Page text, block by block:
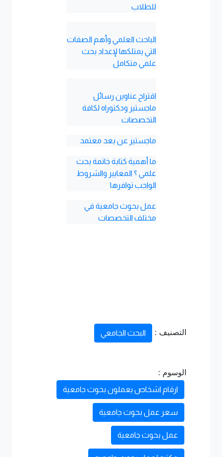
للطلاب
الباحث العلمي وأهم الصفات
التي يمتلكها لإعداد بحث
علمي متكامل
اقتراح عناوين رسائل
ماجستير ودكتوراه لكافة
التخصصات
ماجستير عن بعد معتمد
ما أهمية كتابة خاتمة بحث
علمي ؟ المعايير والشروط
الواجب توافرها
عمل بحوث جامعية في
مختلف التخصصات
التصنيف : البحث الجامعي
الوسوم :
ارقام اشخاص يعملون بحوث جامعية
سعر عمل بحوث جامعية
عمل بحوث جامعية